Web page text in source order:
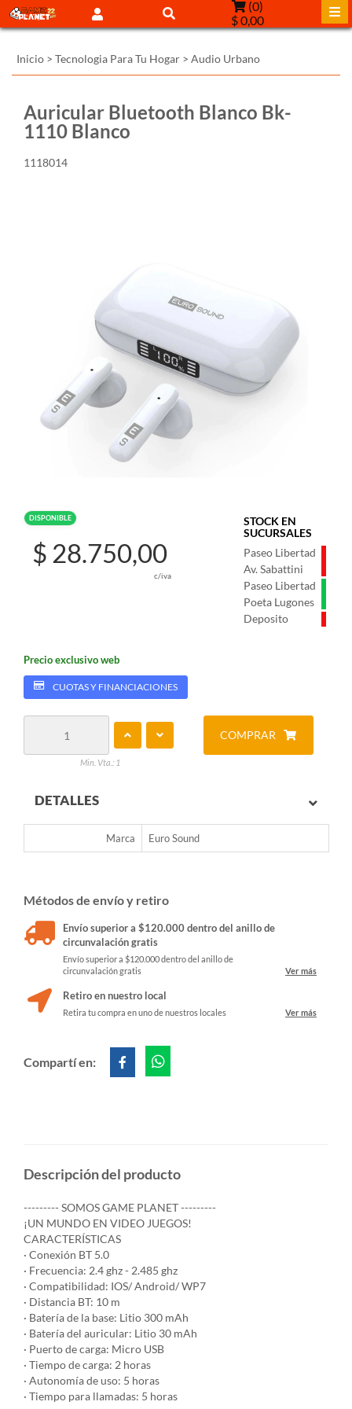
(0)
$ 0,00
Inicio > Tecnologia Para Tu Hogar > Audio Urbano
Auricular Bluetooth Blanco Bk-
1110 Blanco
1118014
DISPONIBLE
STOCK EN
SUCURSALES
Paseo Libertad
Av. Sabattini
Paseo Libertad
Poeta Lugones
Deposito
$ 28.750,00
c/iva
Precio exclusivo web
CUOTAS Y FINANCIACIONES
Min. Vta.: 1
COMPRAR
DETALLES
Marca Euro Sound
Métodos de envío y retiro
Envío superior a $120.000 dentro del anillo de
circunvalación gratis
Envío superior a $120.000 dentro del anillo de
circunvalación gratis
Ver más
Retiro en nuestro local
Retira tu compra en uno de nuestros locales Ver más
Compartí en:
Descripción del producto
--------- SOMOS GAME PLANET ---------
¡UN MUNDO EN VIDEO JUEGOS!
CARACTERÍSTICAS
· Conexión BT 5.0
· Frecuencia: 2.4 ghz - 2.485 ghz
· Compatibilidad: IOS/ Android/ WP7
· Distancia BT: 10 m
· Batería de la base: Litio 300 mAh
· Batería del auricular: Litio 30 mAh
· Puerto de carga: Micro USB
· Tiempo de carga: 2 horas
· Autonomía de uso: 5 horas
· Tiempo para llamadas: 5 horas